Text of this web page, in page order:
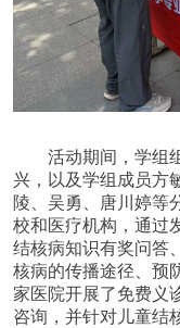
活动期间，学组
兴，以及学组成员方
陵、吴勇
唐川婷等
校和医疗机构，通过
结核病知识有奖问答
核病的传播途径、预
家医院开展了免费义
咨询，并针对儿童结